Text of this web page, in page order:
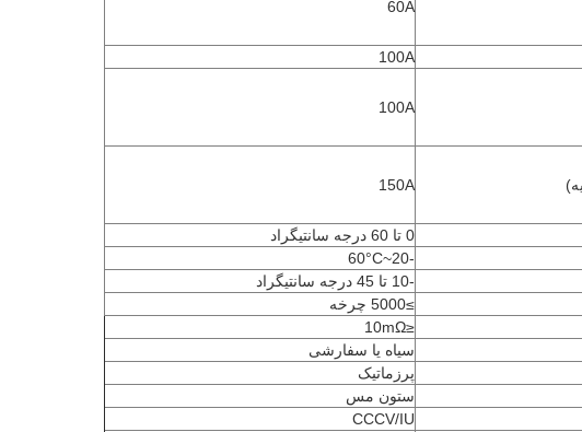
60A
100A
100A
150A
0 تا 60 درجه سانتیگراد
-20~60°C
-10 تا 45 درجه سانتیگراد
≥5000 چرخه
≤10mΩ
سیاه یا سفارشی
پرزماتیک
ستون مس
CCCV/IU